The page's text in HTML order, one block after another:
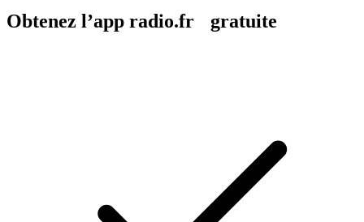
Obtenez l’app radio.fr gratuite